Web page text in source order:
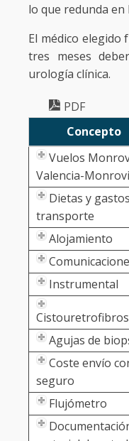
lo que redunda
El médico elegido
tres meses
urología clínica.
PDF
Concepto
Vuelos
Valencia-
Dietas y
transporte
Alojamiento
Instrumental
Agujas de
Coste envío
seguro
Flujómetro